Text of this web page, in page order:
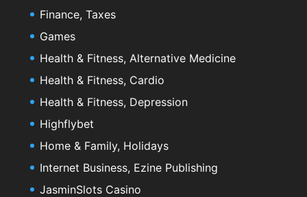
Finance, Taxes
Games
Health & Fitness, Alternative Medicine
Health & Fitness, Cardio
Health & Fitness, Depression
Highflybet
Home & Family, Holidays
Internet Business, Ezine Publishing
JasminSlots Casino